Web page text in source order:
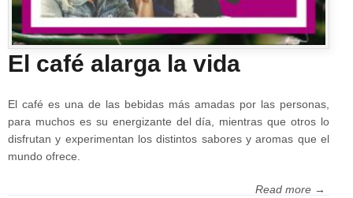
El café alarga la vida
El café es una de las bebidas más amadas por las personas,
para muchos es su energizante del día, mientras que otros lo
disfrutan y experimentan los distintos sabores y aromas que el
mundo ofrece.
Read more →